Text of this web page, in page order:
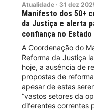
Atualidade · 31 dez
Manifesto dos 50+
da Justiça e alerta
confiança no
A Coordenação do
Reforma da Justiça
hoje, a ausência de
propostas de
apesar de estas
“vastos setores da
diferentes correntes